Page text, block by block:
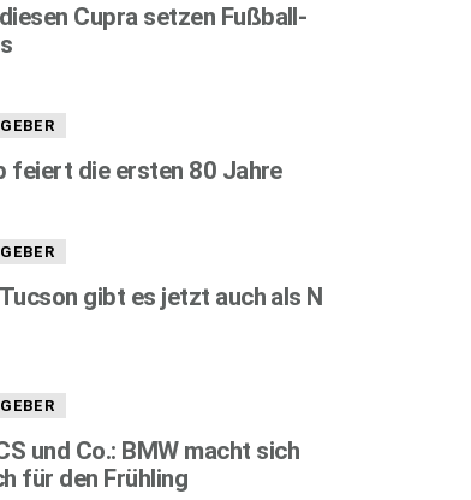
Cupra setzen Fußball-
feiert die ersten 80 Jahre
gibt es jetzt auch als N
und Co.: BMW macht sich
für den Frühling